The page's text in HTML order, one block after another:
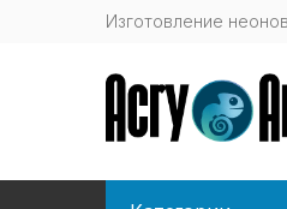
Изготовление